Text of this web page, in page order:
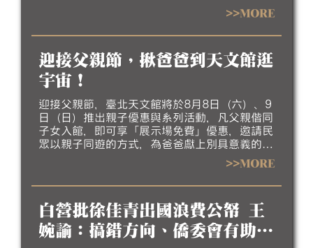
入倒數階段，誠摯邀請民眾把握暑假最後時光，
走訪九份欣賞夜間燈飾，感受山城夏夜的獨特魅
力。
>>MORE
迎接父親節，揪爸爸到天文館逛
宇宙！
迎接父親節，臺北天文館將於8月8日（六）、9
日（日）推出親子優惠與系列活動，凡父親偕同
子女入館，即可享「展示場免費」優惠，邀請民
眾以親子同遊的方式，為爸爸獻上別具意義的節
>>MORE
白營批徐佳青出國浪費公帑 王
婉諭：搞錯方向、僑委會有助台